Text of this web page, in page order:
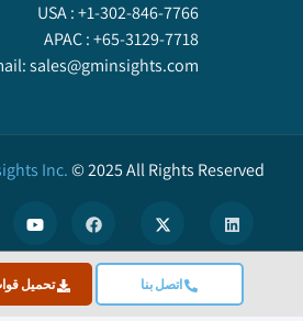
اتصل بنا تحميل
USA :+1-302-846-7766
APAC :+65-3129-7718
sales@gminsights.com
Inc.©2025All Rights Reserved.
enhance user experience. ( Privacy Policy